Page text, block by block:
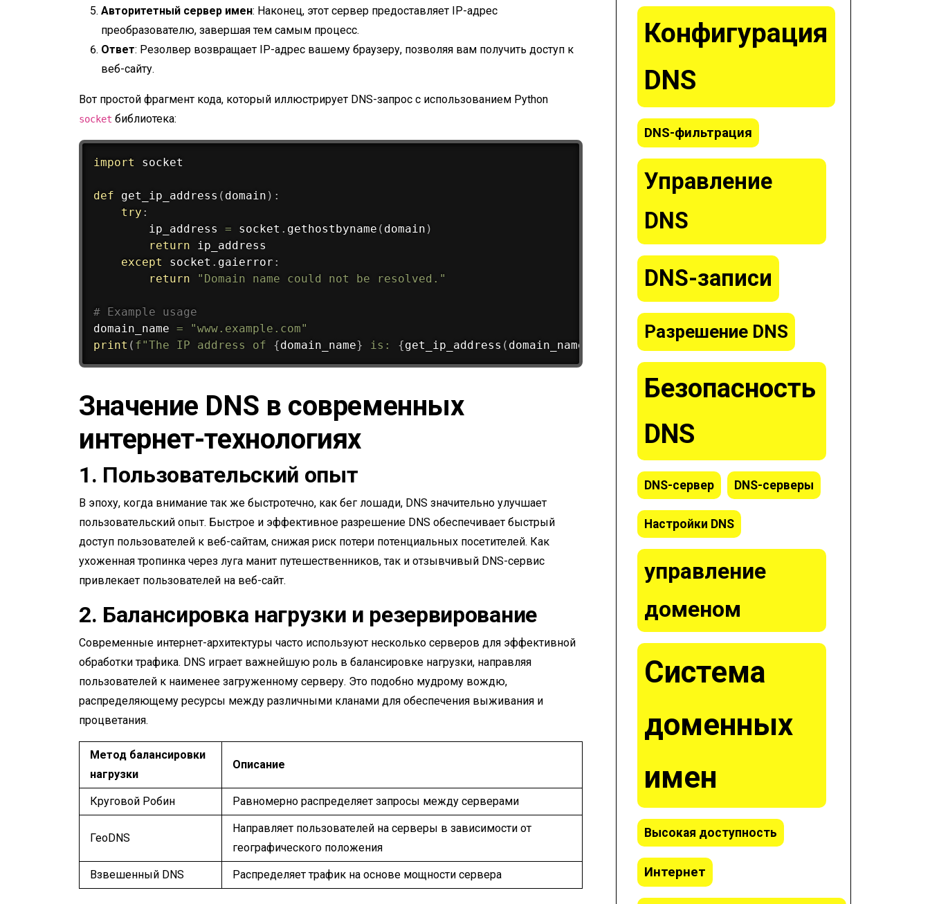
Авторитетный сервер имен: Наконец, этот сервер предоставляет IP-адрес
преобразователю, завершая тем самым процесс.
Ответ: Резолвер возвращает IP-адрес вашему браузеру, позволяя вам получить доступ к
веб-сайту.
Вот простой фрагмент кода, который иллюстрирует DNS-запрос с использованием Python
socket библиотека:
import socket
def get_ip_address ( domain ) :
try :
        ip_address
= socket . gethostbyname ( domain )
return ip_address
except socket . gaierror :
return
"Domain name could not be resolved."
# Example usage
domain_name =
"www.example.com"
print ( f"The IP address of {domain_name} is: {get_ip_address ( domain_name
Значение DNS в современных
интернет-технологиях
1. Пользовательский опыт
В эпоху, когда внимание так же быстротечно, как бег лошади, DNS значительно улучшает
пользовательский опыт. Быстрое и эффективное разрешение DNS обеспечивает быстрый
доступ пользователей к веб-сайтам, снижая риск потери потенциальных посетителей. Как
ухоженная тропинка через луга манит путешественников, так и отзывчивый DNS-сервис
привлекает пользователей на веб-сайт.
2. Балансировка нагрузки и резервирование
Современные интернет-архитектуры часто используют несколько серверов для эффективной
обработки трафика. DNS играет важнейшую роль в балансировке нагрузки, направляя
пользователей к наименее загруженному серверу. Это подобно мудрому вождю,
распределяющему ресурсы между различными кланами для обеспечения выживания и
процветания.
Метод балансировки
нагрузки
Описание
Круговой Робин Равномерно распределяет запросы между серверами
ГеоDNS
Направляет пользователей на серверы в зависимости от
географического положения
Взвешенный DNS Распределяет трафик на основе мощности сервера
Конфигурация
DNS
DNS-фильтрация
Управление
DNS
DNS-записи
Разрешение DNS
Безопасность
DNS
DNS-сервер DNS-серверы
Настройки DNS
управление
доменом
Система
доменных
имен
Высокая доступность
Интернет